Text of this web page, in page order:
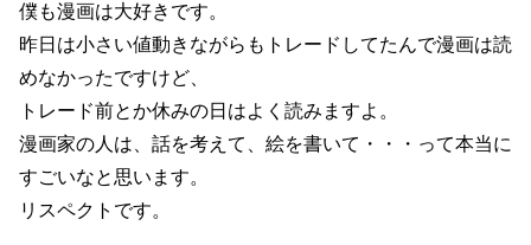
僕も漫画は大好きです。
昨日は小さい値動きながらもトレードしてたんで漫画は読
めなかったですけど、
トレード前とか休みの日はよく読みますよ。
漫画家の人は、話を考えて、絵を書いて・・・って本当に
すごいなと思います。
リスペクトです。